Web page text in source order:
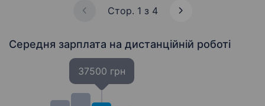
Стор. 1 з 4
Середня зарплата на дистанційній роботі
37500 грн